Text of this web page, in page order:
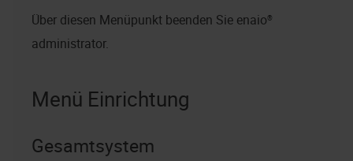
Über diesen Menüpunkt beenden Sie enaio®
administrator.
Menü Einrichtung
Gesamtsystem